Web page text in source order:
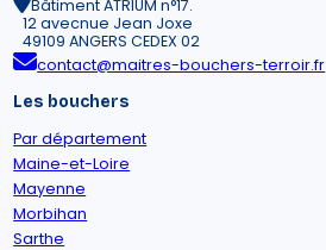
Bâtiment ATRIUM n°17.
12 avecnue Jean Joxe
49109 ANGERS CEDEX 02
contact@maitres-bouchers-terroir.fr
Les bouchers
Par département
Maine-et-Loire
Mayenne
Morbihan
Sarthe